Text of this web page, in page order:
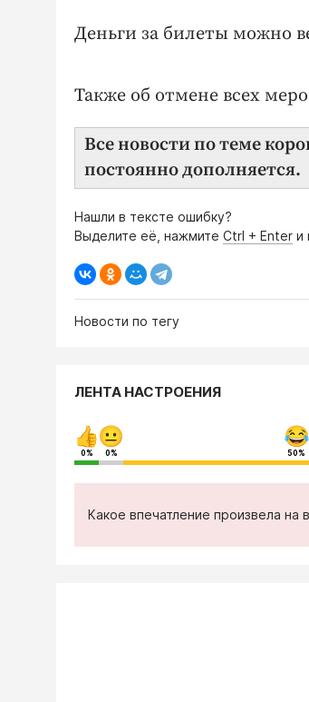
Деньги за билеты можно
Также об отмене всех
Все новости по теме
постоянно дополняется.
Нашли в тексте ошибку?
Выделите её, нажмите Ctrl + Enter и
Новости по тегу
ЛЕНТА НАСТРОЕНИЯ
0% 0% 50%
Какое впечатление произвела на